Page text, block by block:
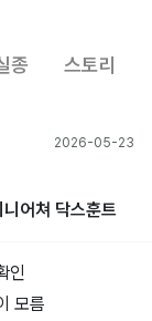
종 스토리
2026-05-23
니어쳐 닥스훈트
인
모름